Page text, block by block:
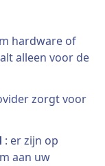
hardware of
alleen voor de
zorgt voor
: er zijn op
aan uw